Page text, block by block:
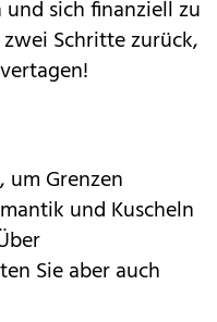
sich finanziell zu
Schritte zurück,
um Grenzen
und Kuscheln
Sie aber auch